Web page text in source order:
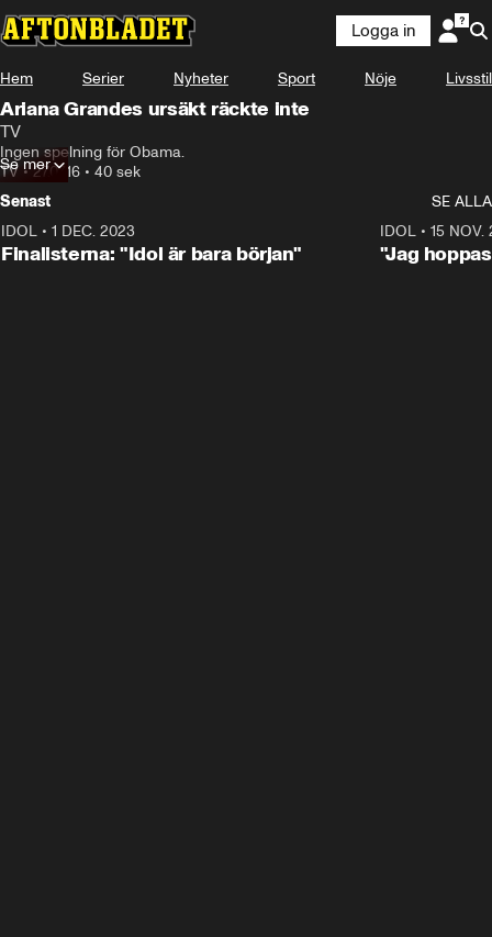
Logga in
Hem Serier Nyheter Sport Nöje Livsstil
Ariana Grandes ursäkt räckte inte
TV
Ingen spelning för Obama.
TV •27.07.16 • 40 sek
Se mer
Senast
SE ALLA
IDOL • 1 DEC. 2023
Finalisterna: "Idol är bara början"
IDOL• 15 NOV.
"Jag